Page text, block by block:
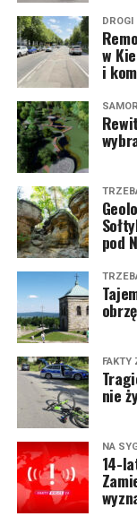
w
i
pod
FAKTY
nie
NA
14-